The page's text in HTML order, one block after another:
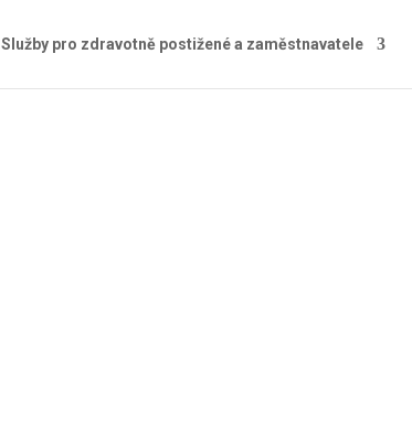
Služby pro zdravotně postižené a zaměstnavatele